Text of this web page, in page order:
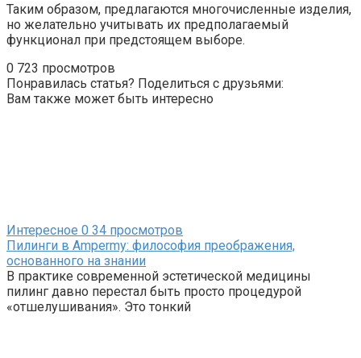
Таким образом, предлагаются многочисленные изделия,
но желательно учитывать их предполагаемый
функционал при предстоящем выборе.
0 723 просмотров
Понравилась статья? Поделиться с друзьями:
Вам также может быть интересно
Интересное 0 34 просмотров
Пилинги в Ampermy: философия преображения,
основанного на знании
В практике современной эстетической медицины
пилинг давно перестал быть просто процедурой
«отшелушивания». Это тонкий